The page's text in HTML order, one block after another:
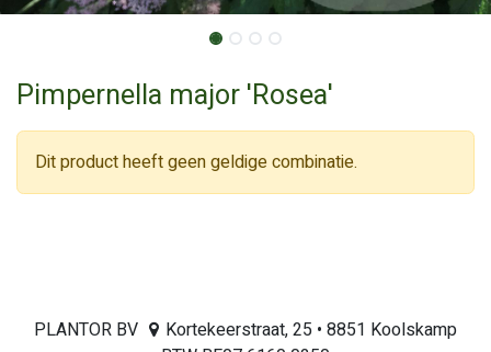
Pimpernella major 'Rosea'
Dit product heeft geen geldige combinatie.
PLANTOR BV
Kortekeerstraat, 25 • 8851 Koolskamp